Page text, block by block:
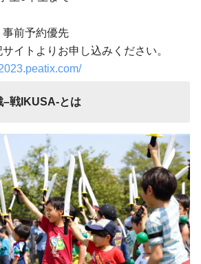
前予約優先
イトよりお申し込みください。
–戦IKUSA-とは